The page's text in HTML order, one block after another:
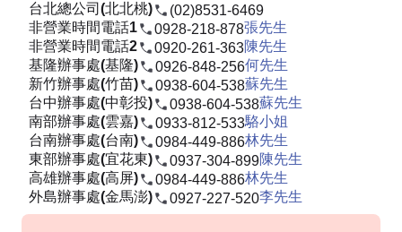
台北總公司(北北桃)
(02)8531-6469
非營業時間電話1
0928-218-878張先生
非營業時間電話2
0920-261-363陳先生
基隆辦事處(基隆)
0926-848-256何先生
新竹辦事處(竹苗)
0938-604-538蘇先生
台中辦事處(中彰投)
0938-604-538蘇先生
南部辦事處(雲嘉)
0933-812-533駱小姐
台南辦事處(台南)
0984-449-886林先生
東部辦事處(宜花東)
0937-304-899陳先生
高雄辦事處(高屏)
0984-449-886林先生
外島辦事處(金馬澎)
0927-227-520李先生